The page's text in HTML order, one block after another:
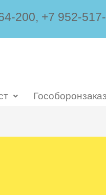
200, +7 952-
Гособоронзаказ